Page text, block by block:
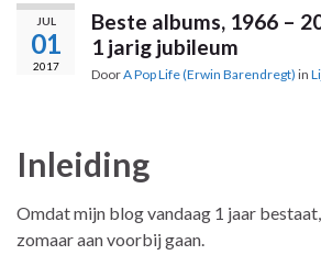
JUL
01
2017
Beste albums, 1966 –
1 jarig jubileum
DoorA Pop Life (Erwin Barendregt) in
Inleiding
Omdat mijn blog vandaag 1 jaar
zomaar aan voorbij gaan.